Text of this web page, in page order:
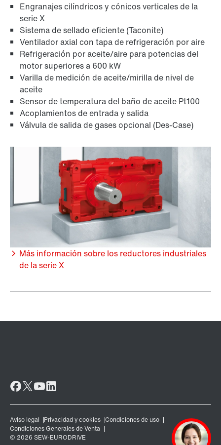
Engranajes cilíndricos y cónicos verticales de la
serie X
Sistema de sellado eficiente (Taconite)
Ventilador axial con tapa de refrigeración por aire
Refrigeración por aceite/aire para potencias del
motor superiores a 600 kW
Varilla de medición de aceite/mirilla de nivel de
aceite
Sensor de temperatura del baño de aceite Pt100
Acoplamientos de entrada y salida
Válvula de salida de gases opcional (Des-Case)
Más información sobre los reductores industriales
de la serie X